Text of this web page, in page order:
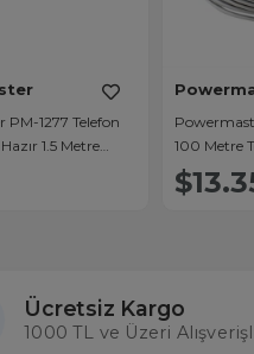
PM-1277 Telefon
1.5 Metre
100 Metre
(1*2+1*0.50)
Ücretsiz Kargo
1000 TL ve Üzeri